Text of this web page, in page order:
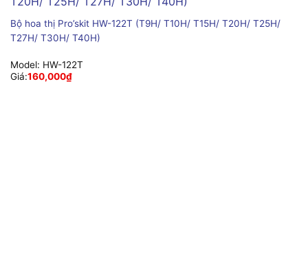
Bộ hoa thị Pro’skit HW-122T (T9H/ T10H/ T15H/ T20H/ T25H/
T27H/ T30H/ T40H)
Model: HW-122T
Giá:160,000₫